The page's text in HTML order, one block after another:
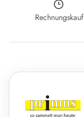
Rechnungskauf